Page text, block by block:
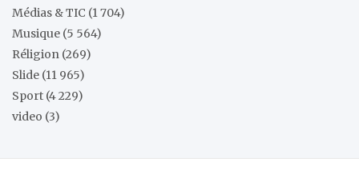
Médias & TIC (1 704)
Musique (5 564)
Réligion (269)
Slide (11 965)
Sport (4 229)
video (3)